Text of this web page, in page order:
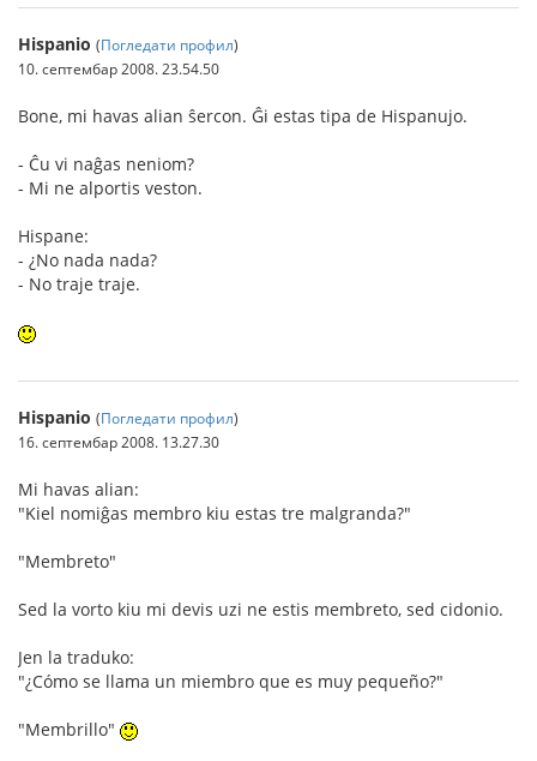
Hispanio (Погледати профил)
10. септембар 2008. 23.54.50
Bone, mi havas alian ŝercon. Ĝi estas tipa de Hispanujo.
- Ĉu vi naĝas neniom?
- Mi ne alportis veston.
Hispane:
- ¿No nada nada?
- No traje traje.
Hispanio (Погледати профил)
16. септембар 2008. 13.27.30
Mi havas alian:
"Kiel nomiĝas membro kiu estas tre malgranda?"
"Membreto"
Sed la vorto kiu mi devis uzi ne estis membreto, sed cidonio.
Jen la traduko:
"¿Cómo se llama un miembro que es muy pequeño?"
"Membrillo"